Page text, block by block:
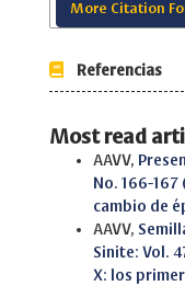
More Citation
Referencias
Most read
AAVV,
No. 166-
cambio de
AAVV,
Sinite: Vol.
X: los